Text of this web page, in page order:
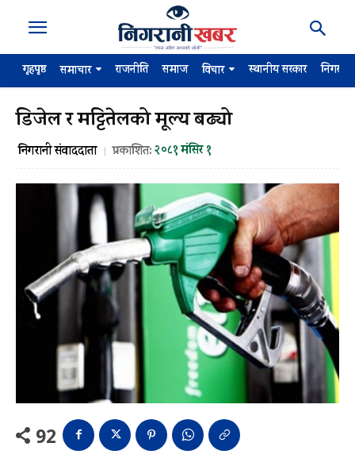
गृहपृष्ठ समाचार राजनीति समाज विचार स्थानीय सरकार
डिजेल र मट्टितेलको मूल्य बढ्यो
निगरानी संवाददाता प्रकाशित:२०८१ मंसिर १
92